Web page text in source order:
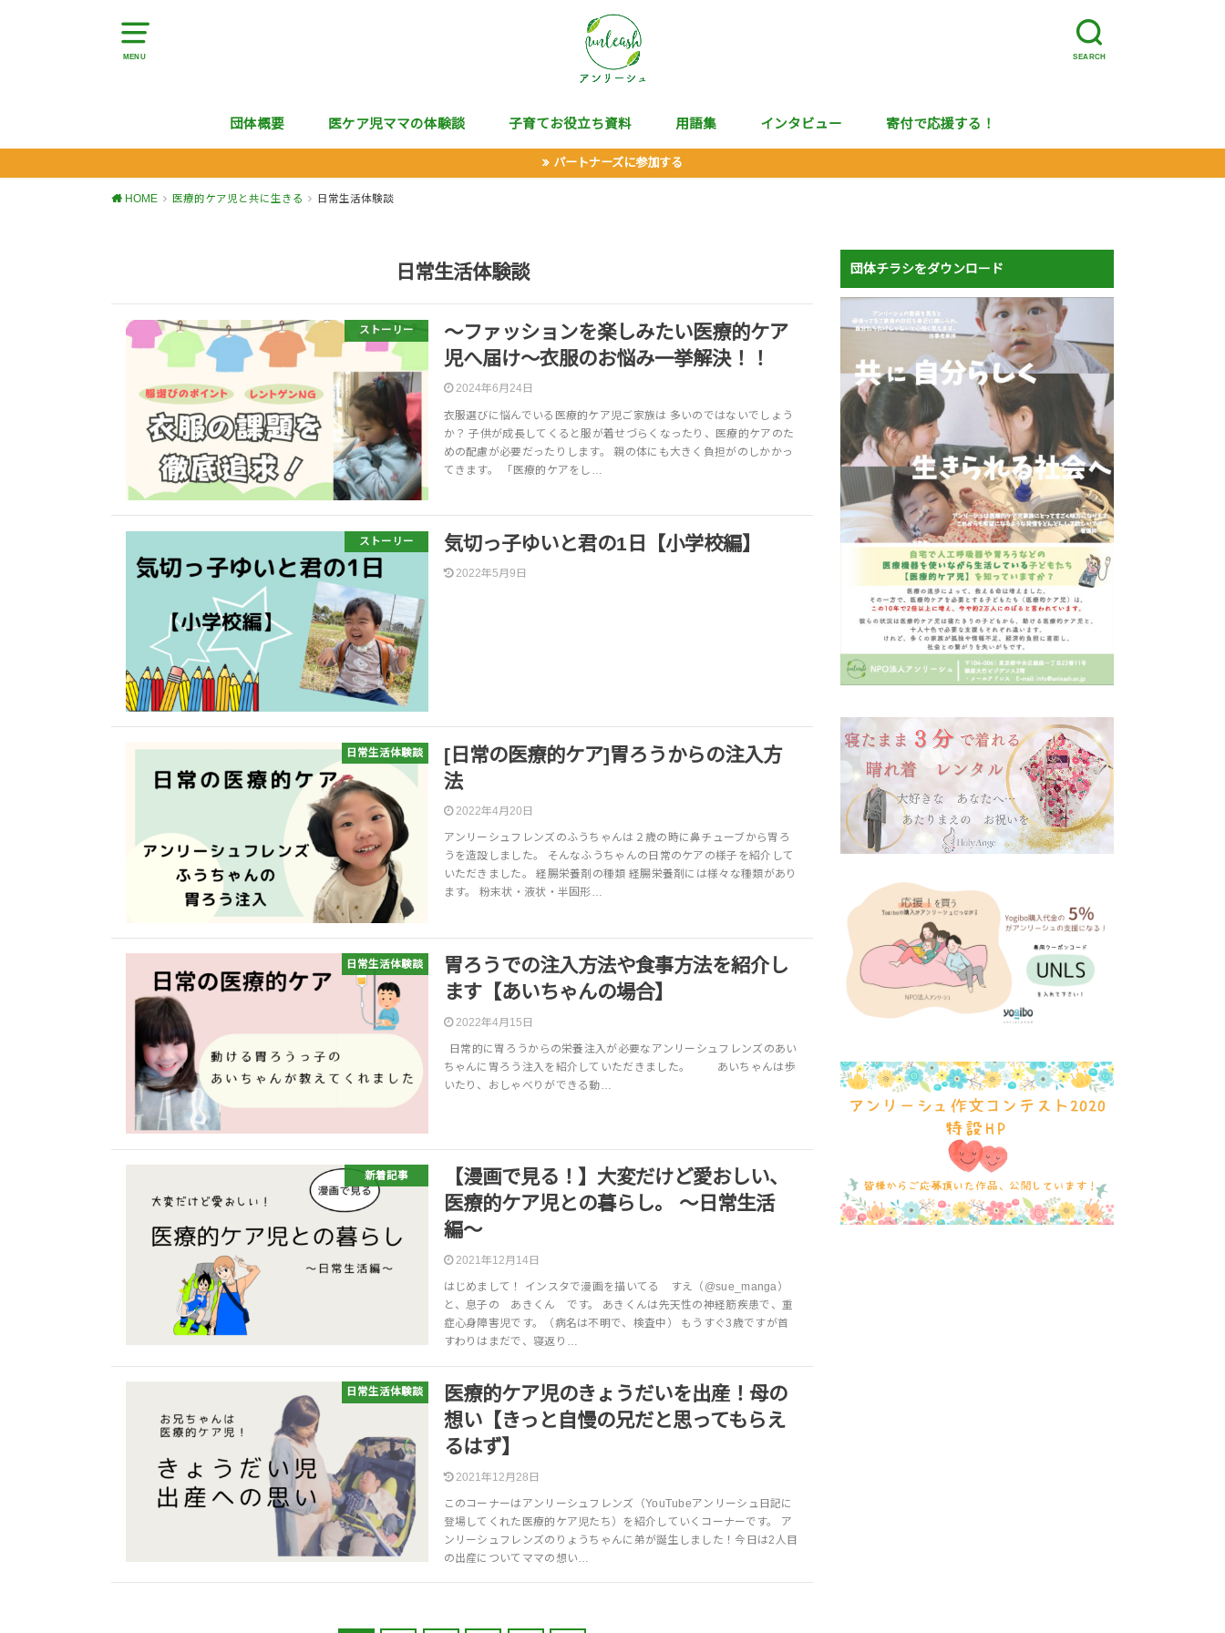
MENU SEARCH
団体概要 医ケア児ママの体験談 子育てお役立ち資料 用語集 インタビュー 寄付で応援する！
パートナーズに参加する
HOME 医療的ケア児と共に生きる 日常生活体験談
日常生活体験談
ストーリー
〜ファッションを楽しみたい医療的ケア
児へ届け〜衣服のお悩み一挙解決！！
2024年6月24日
衣服選びに悩んでいる医療的ケア児ご家族は 多いのではないでしょう
か？ 子供が成長してくると服が着せづらくなったり、医療的ケアのた
めの配慮が必要だったりします。 親の体にも大きく負担がのしかかっ
てきます。 「医療的ケアをし…
ストーリー 気切っ子ゆいと君の1日【小学校編】
2022年5月9日
日常生活体験談
[日常の医療的ケア]胃ろうからの注入方
法
2022年4月20日
アンリーシュフレンズのふうちゃんは２歳の時に鼻チューブから胃ろ
うを造設しました。 そんなふうちゃんの日常のケアの様子を紹介して
いただきました。 経腸栄養剤の種類 経腸栄養剤には様々な種類があり
ます。 粉末状・液状・半固形…
日常生活体験談
胃ろうでの注入方法や食事方法を紹介し
ます【あいちゃんの場合】
2022年4月15日
日常的に胃ろうからの栄養注入が必要なアンリーシュフレンズのあい
ちゃんに胃ろう注入を紹介していただきました。 あいちゃんは歩
いたり、おしゃべりができる動…
新着記事
【漫画で見る！】大変だけど愛おしい、
医療的ケア児との暮らし。 〜日常生活
編〜
2021年12月14日
はじめまして！ インスタで漫画を描いてる すえ（@sue_manga）
と、息子の あきくん です。 あきくんは先天性の神経筋疾患で、重
症心身障害児です。（病名は不明で、検査中） もうすぐ3歳ですが首
すわりはまだで、寝返り…
日常生活体験談
医療的ケア児のきょうだいを出産！母の
想い【きっと自慢の兄だと思ってもらえ
るはず】
2021年12月28日
このコーナーはアンリーシュフレンズ（YouTubeアンリーシュ日記に
登場してくれた医療的ケア児たち）を紹介していくコーナーです。 ア
ンリーシュフレンズのりょうちゃんに弟が誕生しました！今日は2人目
の出産についてママの想い…
団体チラシをダウンロード